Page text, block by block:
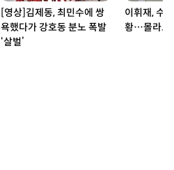
[영상]김제동, 최민수에 쌍
욕했다가 강호동 분노 폭발
‘살벌’
이휘재, 수
황…몰라보